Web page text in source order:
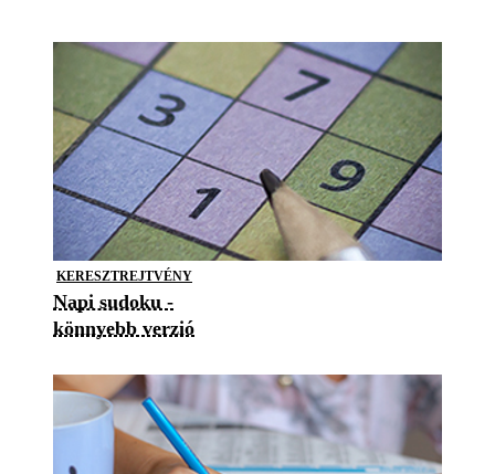
KERESZTREJTVÉNY
Napi sudoku -
könnyebb verzió